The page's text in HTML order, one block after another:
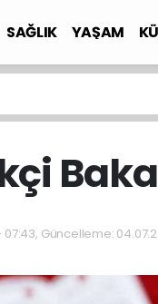
SAĞLIK YAŞAM
07:43, Güncelleme: